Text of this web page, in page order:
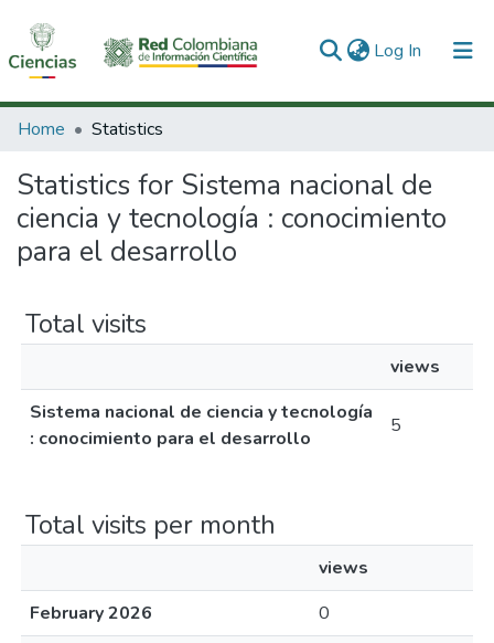
Log In (current)
Communities & Collections
All of DSpace
Home Statistics
Statistics for Sistema nacional de
ciencia y tecnología : conocimiento
para el desarrollo
Total visits
views
Sistema nacional de ciencia y tecnología
: conocimiento para el desarrollo
5
Total visits per month
views
February 2026
0